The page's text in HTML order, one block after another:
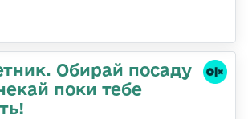
Обирай посаду
поки тебе